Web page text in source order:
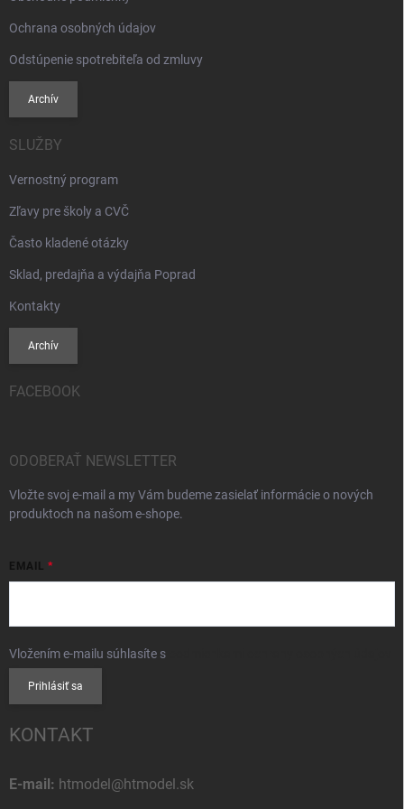
Ochrana osobných údajov
Odstúpenie spotrebiteľa od zmluvy
Archív
SLUŽBY
Vernostný program
Zľavy pre školy a CVČ
Často kladené otázky
Sklad, predajňa a výdajňa Poprad
Kontakty
Archív
FACEBOOK
ODOBERAŤ NEWSLETTER
Vložte svoj e-mail a my Vám budeme zasielať informácie o nových
produktoch na našom e-shope.
EMAIL
Vložením e-mailu súhlasíte s
Prihlásiť sa
KONTAKT
E-mail: htmodel@htmodel.sk